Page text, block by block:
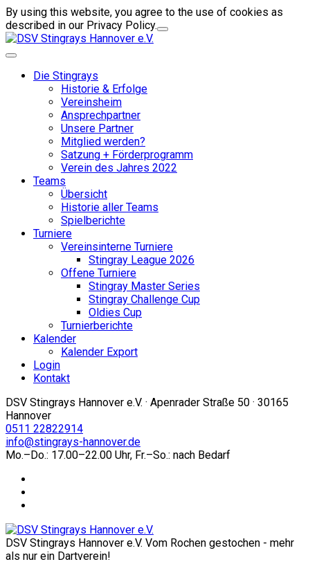
By using this website, you agree to the use of cookies as
described in our Privacy Policy.
Die Stingrays
Historie & Erfolge
Vereinsheim
Ansprechpartner
Unsere Partner
Mitglied werden?
Satzung + Förderprogramm
Verein des Jahres 2022
Teams
Übersicht
Historie aller Teams
Spielberichte
Turniere
Vereinsinterne Turniere
Stingray League 2026
Offene Turniere
Stingray Master Series
Stingray Challenge Cup
Oldies Cup
Turnierberichte
Kalender
Kalender Export
Login
Kontakt
DSV Stingrays Hannover e.V. · Apenrader Straße 50 · 30165
Hannover
0511 22822914
info@stingrays-hannover.de
Mo.–Do.: 17.00–22.00 Uhr, Fr.–So.: nach Bedarf
DSV Stingrays Hannover e.V. Vom Rochen gestochen - mehr
als nur ein Dartverein!